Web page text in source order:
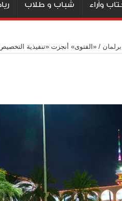
وآراء شباب و طلاب
برلمان / «الفتوى» أنجزت «تنفيذية